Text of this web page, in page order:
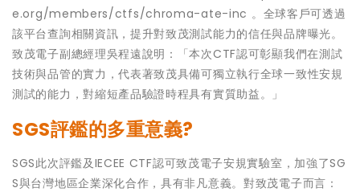
e.org/members/ctfs/chroma-ate-inc 。全球客戶可透過
該平台查詢相關資訊，提升對致茂測試能力的信任與品牌曝光。
致茂電子副總經理吳程遠說明：「本次CTF認可彰顯我們在測試
技術與品管的實力，代表著致茂具備可獨立執行全球一致性安規
測試的能力，對縮短產品驗證時程具有實質助益。」
SGS評鑑的多重意義?
SGS此次評鑑及IECEE CTF認可致茂電子安規實驗室，加強了SG
S與台灣地區企業深化合作，具有非凡意義。對致茂電子而言：